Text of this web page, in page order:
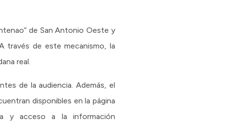
de San Antonio Oeste y
través de este mecanismo, la
real.
de la audiencia. Además, el
disponibles en la página
y acceso a la información